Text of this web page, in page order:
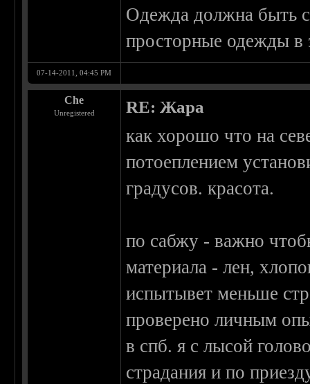
Одежда должна быть
просторные одежды в
07-14-2011, 04:45 PM
Che
Unregistered RE: Жара
как хорошо что на
потоеплением
градусов. красота.
по сабжу - важно
материала - лен,
испытывет меньше
проверено личным
в спб. я с лысой
страдания и по